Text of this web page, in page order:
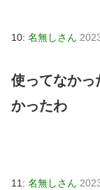
10: 名無しさん
使ってなかっ
かったわ
11: 名無しさん